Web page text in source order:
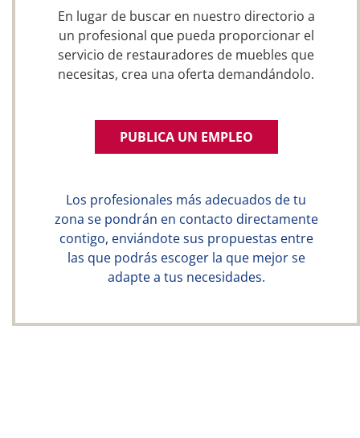
En lugar de buscar en nuestro directorio a
un profesional que pueda proporcionar el
servicio de restauradores de muebles que
necesitas, crea una oferta demandándolo.
PUBLICA UN EMPLEO
Los profesionales más adecuados de tu
zona se pondrán en contacto directamente
contigo, enviándote sus propuestas entre
las que podrás escoger la que mejor se
adapte a tus necesidades.